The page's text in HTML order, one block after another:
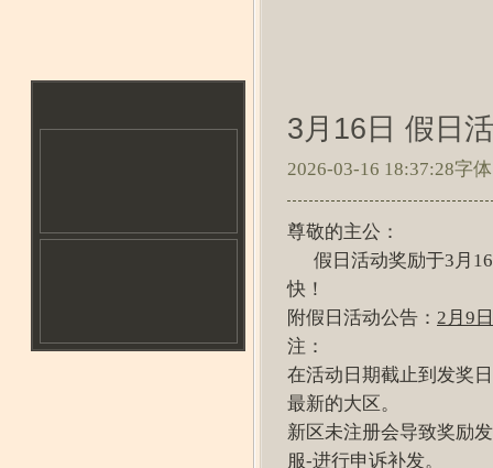
3月16日 假日
2026-03-16 18:37:28字
尊敬的主公：
假日活动奖励于3月16
快！
附假日活动公告： 2月9
注：
在活动日期截止到发奖
最新的大区。
新区未注册会导致奖励
服-进行申诉补发。